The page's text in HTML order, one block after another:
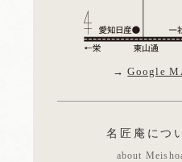
→Google
名匠庵につ
about